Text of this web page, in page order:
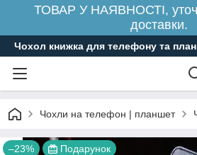
ТОВАР У НАЯВНОСТІ,
доставки.
Чохол книжка для телефону та
Чохли на телефон | планшет
–23% Подарунок